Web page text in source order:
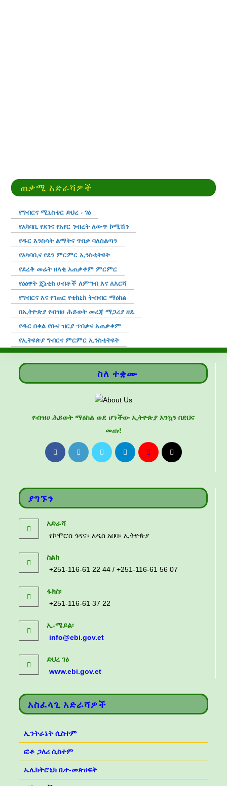
ጠቃሚ አድራሻዎች
የግብርና ሚኒስቴር ድህረ - ገፅ
የአካባቢ የደንና የአየር ንብረት ለውጥ ኮሚሽን
የዱር እንስሳት ልማትና ጥበቃ ባለስልጣን
የአካባቢና የደን ምርምር ኢንስቲትዩት
የደረቅ መሬት ዘላቂ አጠቃቀም ምርምር
የዕፅዋት ጄኔቲክ ሀብቶች ለምግብ እና ለእርሻ
የግብርና እና የገጠር የቴክኒክ ትብብር ማዕከል
በኢትዮጵያ የብዝሀ ሕይወት መረጃ ማጋሪያ ዘዴ
የዱር በቀል የቡና ዝርያ ጥበቃና አጠቃቀም
የኢትዩጵያ ግብርና ምርምር ኢንስቲትዩት
ስለ ተቋሙ
የብዝሀ ሕይወት ማዕከል ወደ ሆነችው ኢትዮጵያ እንኳን በደህና
መጡ!
ያግኙን
አድራሻ
የኮሞሮስ ጎዳና፣ አዲስ አበባ፣ ኢትዮጵያ
ስልክ
+251-116-61 22 44 / +251-116-61 56 07
ፋክስ፡
+251-116-61 37 22
ኢ-ሜይል፡
info@ebi.gov.et
ድህረ ገፅ
www.ebi.gov.et
አስፈላጊ አድራሻዎች
ኢንትራኔት ሲስተም
ፎቶ ጋለሪ ሲስተም
ኤሌክትሮኒክ ቤተ-መጽሀፍት